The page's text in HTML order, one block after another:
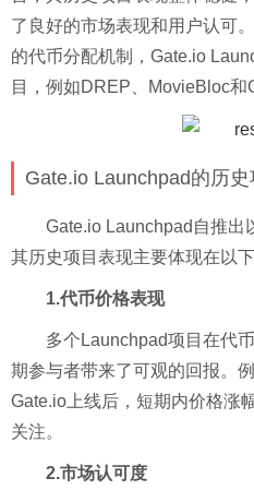
了良好的市场表现和用户认可
的代币分配机制，Gate.io
目，例如DREP、MovieBloc和
Gate.io Launchpad的历
Gate.io Launchpad自推出
其历史项目表现主要体现在以
1.代币价格表现
多个Launchpad项目在代
期参与者带来了可观的回报。
Gate.io上线后，短期内价格涨
关注。
2.市场认可度